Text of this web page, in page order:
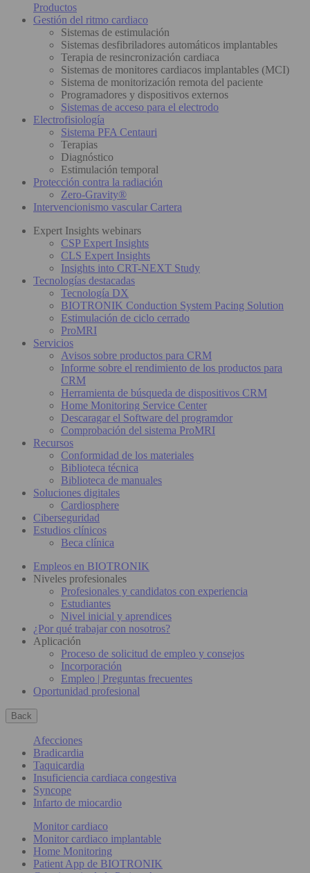
Productos
Gestión del ritmo cardiaco
Sistemas de estimulación
Sistemas desfibriladores automáticos implantables
Terapia de resincronización cardiaca
Sistemas de monitores cardiacos implantables (MCI)
Sistema de monitorización remota del paciente
Programadores y dispositivos externos
Sistemas de acceso para el electrodo
Electrofisiología
Sistema PFA Centauri
Terapias
Diagnóstico
Estimulación temporal
Protección contra la radiación
Zero-Gravity®
Intervencionismo vascular Cartera
Expert Insights webinars
CSP Expert Insights
CLS Expert Insights
Insights into CRT-NEXT Study
Tecnologías destacadas
Tecnología DX
BIOTRONIK Conduction System Pacing Solution
Estimulación de ciclo cerrado
ProMRI
Servicios
Avisos sobre productos para CRM
Informe sobre el rendimiento de los productos para
CRM
Herramienta de búsqueda de dispositivos CRM
Home Monitoring Service Center
Descaragar el Software del programdor
Comprobación del sistema ProMRI
Recursos
Conformidad de los materiales
Biblioteca técnica
Biblioteca de manuales
Soluciones digitales
Cardiosphere
Ciberseguridad
Estudios clínicos
Beca clínica
Empleos en BIOTRONIK
Niveles profesionales
Profesionales y candidatos con experiencia
Estudiantes
Nivel inicial y aprendices
¿Por qué trabajar con nosotros?
Aplicación
Proceso de solicitud de empleo y consejos
Incorporación
Empleo | Preguntas frecuentes
Oportunidad profesional
Back
Afecciones
Bradicardia
Taquicardia
Insuficiencia cardiaca congestiva
Syncope
Infarto de miocardio
Monitor cardiaco
Monitor cardiaco implantable
Home Monitoring
Patient App de BIOTRONIK